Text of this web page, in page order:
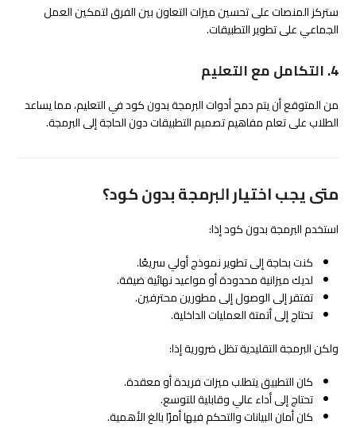
ستركز المنصات على تحسين ميزات التعاون بين الفرق لتمكين العمل
الجماعي على تطوير التطبيقات.
4. التكامل مع التعليم
من المتوقع أن يتم دمج أدوات البرمجة بدون كود في التعليم، مما يساعد
الطلاب على تعلم مفاهيم تصميم التطبيقات دون الحاجة إلى البرمجة.
متى يجب اختيار البرمجة بدون كود؟
استخدم البرمجة بدون كود إذا:
كنت بحاجة إلى تطوير نموذج أولي سريعًا.
لديك ميزانية محدودة أو مواعيد نهائية ضيقة.
تفتقر إلى الوصول إلى مطورين محترفين.
تحتاج إلى أتمتة العمليات الداخلية.
ولكن البرمجة التقليدية تظل ضرورية إذا:
كان التطبيق يتطلب ميزات فريدة أو معقدة.
تحتاج إلى أداء عالي وقابلية للتوسع.
كان أمان البيانات والتحكم فيها أمرًا بالغ الأهمية.